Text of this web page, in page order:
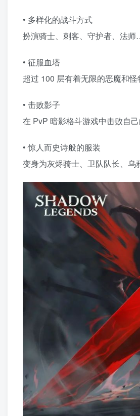
• 多样化的战斗方式
扮演骑士、刺客、守护者、法
• 征服血塔
超过 100 层有着无限的恶魔和怪
• 击败影子
在 PvP 暗影格斗游戏中击败自
• 惊人而史诗般的服装
变身为灰烬骑士、卫队队长、